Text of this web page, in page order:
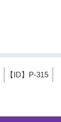
【ID】 P-315